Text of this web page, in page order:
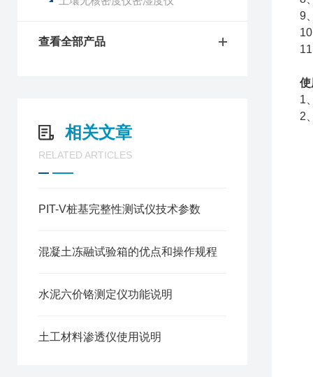
查看全部产品
相关文章
RELATED ARTICLES
PIT-V桩基完整性测试仪技术参数
混凝土冻融试验箱的优点和操作规程
水泥六价铬测定仪功能说明
土工材料渗透仪使用说明
9
使
1
2